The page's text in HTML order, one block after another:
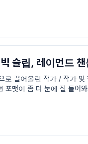
슬립, 레이먼드 챈
로 끌어올린 작가 / 작가 및
포맷이 좀 더 눈에 잘 들어